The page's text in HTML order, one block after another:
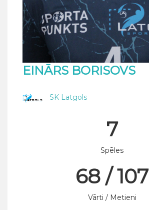
EINĀRS BORISOVS
SK Latgols
7
Spēles
68 / 107
Vārti / Metieni